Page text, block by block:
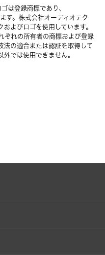
は登録商標であり、
す。株式会社オーディオテク
よびロゴを使用しています。
ぞれの所有者の商標および登録
の適合または認証を取得して
では使用できません。